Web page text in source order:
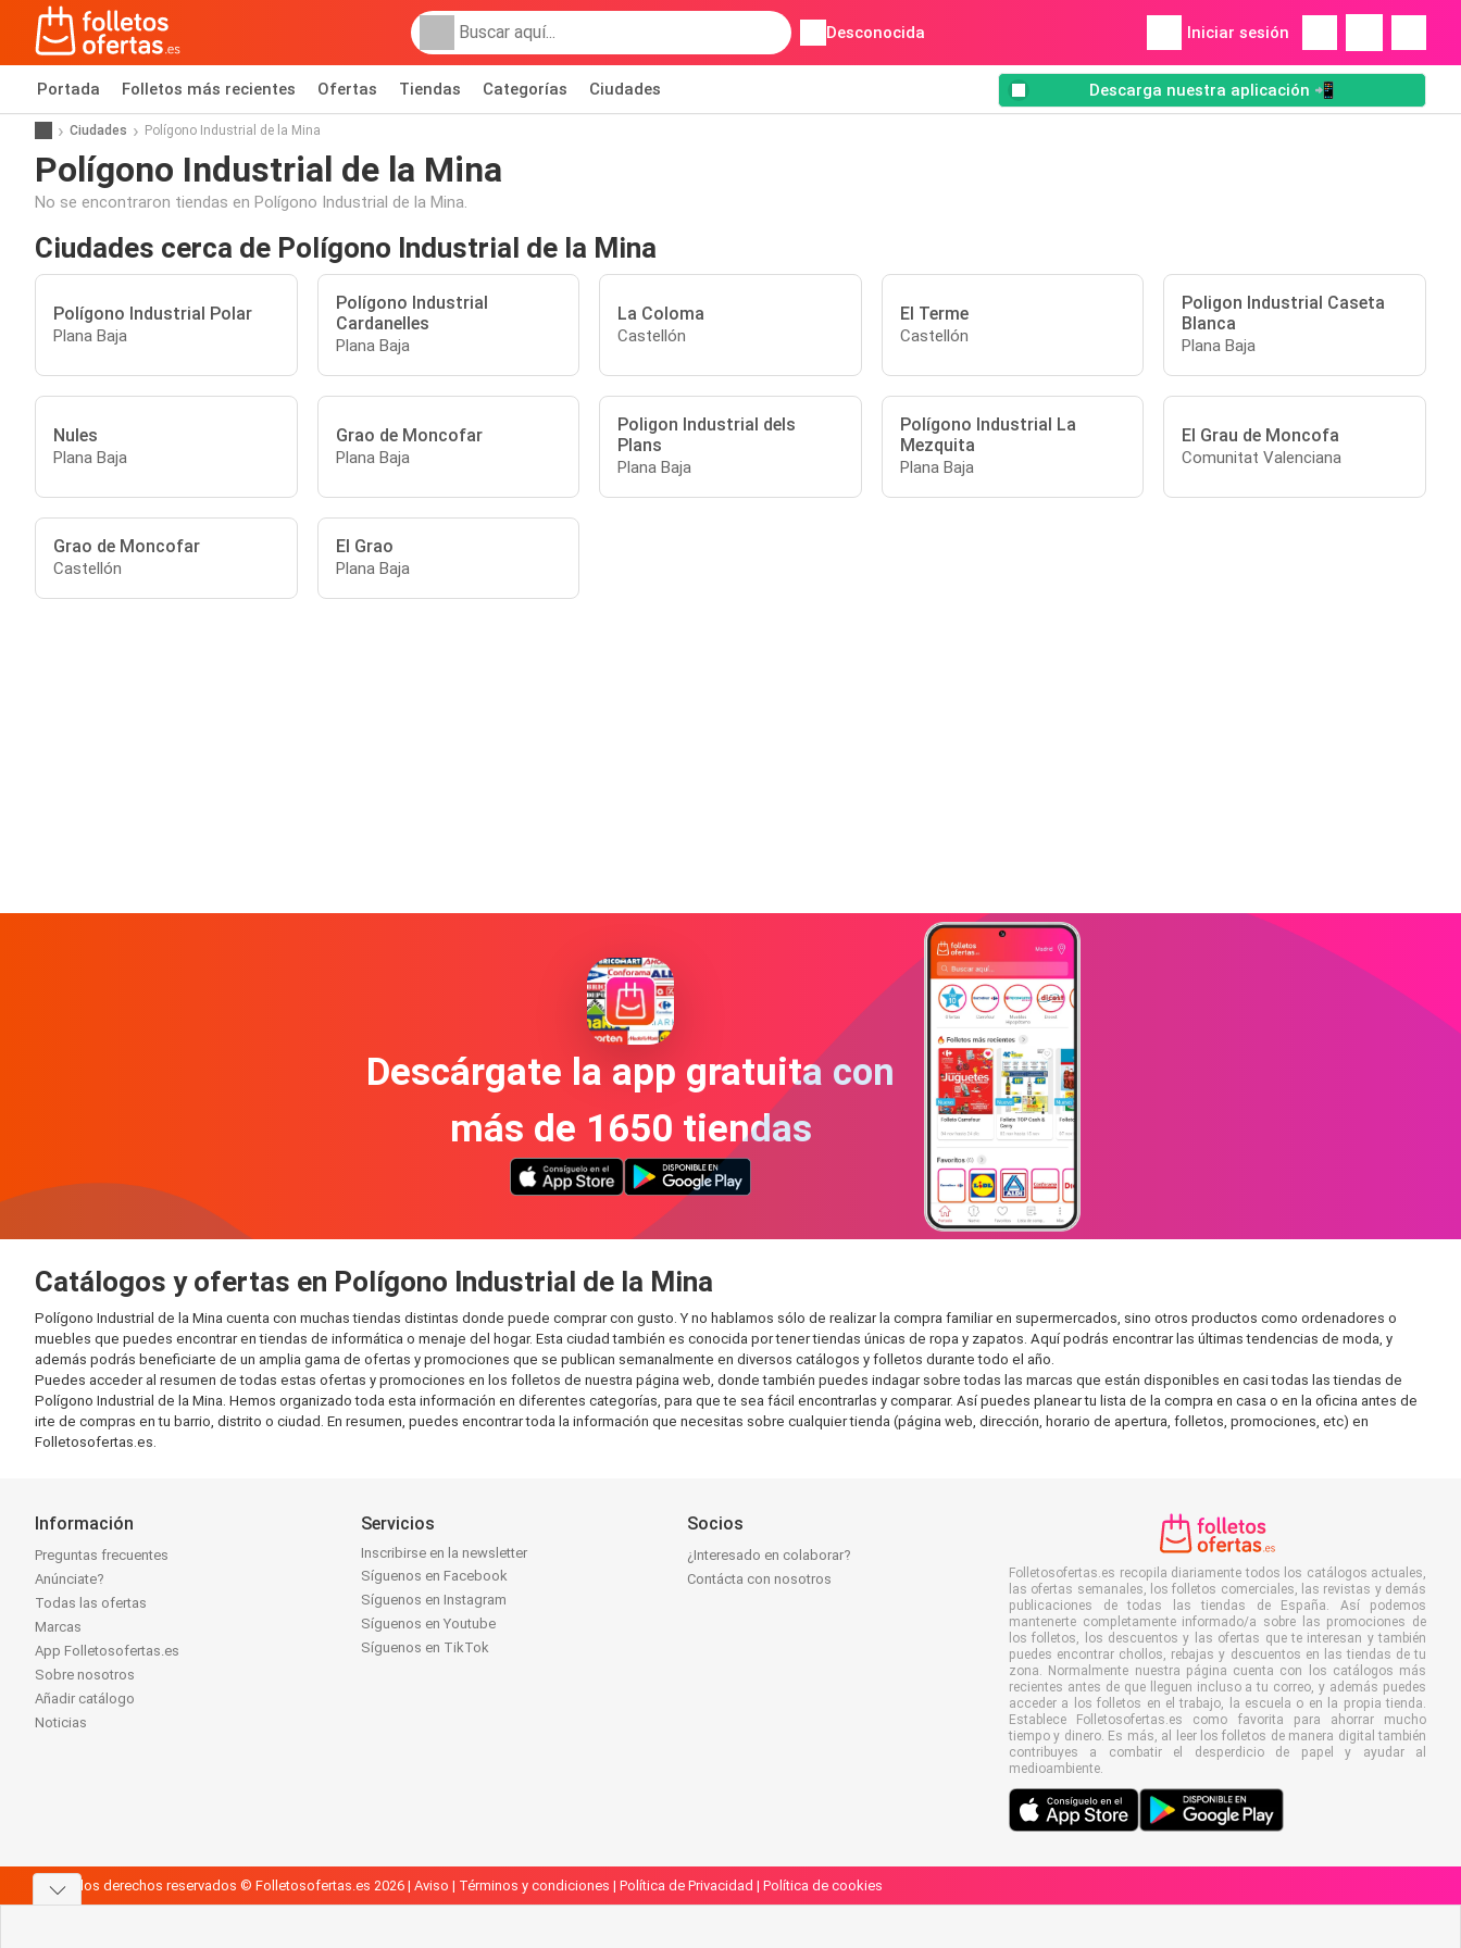
Desconocida Iniciar sesión
Portada Folletos más recientes Ofertas Tiendas Categorías Ciudades Descarga nuestra aplicación 📲
Ciudades Polígono Industrial de la Mina
Polígono Industrial de la Mina
No se encontraron tiendas en Polígono Industrial de la Mina.
Ciudades cerca de Polígono Industrial de la Mina
Polígono Industrial Polar
Plana Baja
Polígono Industrial
Cardanelles
Plana Baja
La Coloma
Castellón
El Terme
Castellón
Poligon Industrial Caseta
Blanca
Plana Baja
Nules
Plana Baja
Grao de Moncofar
Plana Baja
Poligon Industrial dels
Plans
Plana Baja
Polígono Industrial La
Mezquita
Plana Baja
El Grau de Moncofa
Comunitat Valenciana
Grao de Moncofar
Castellón
El Grao
Plana Baja
Descárgate la app gratuita con
más de 1650 tiendas
Catálogos y ofertas en Polígono Industrial de la Mina
Polígono Industrial de la Mina cuenta con muchas tiendas distintas donde puede comprar con gusto. Y no hablamos sólo de realizar la compra familiar en supermercados, sino otros productos como ordenadores o
muebles que puedes encontrar en tiendas de informática o menaje del hogar. Esta ciudad también es conocida por tener tiendas únicas de ropa y zapatos. Aquí podrás encontrar las últimas tendencias de moda, y
además podrás beneficiarte de un amplia gama de ofertas y promociones que se publican semanalmente en diversos catálogos y folletos durante todo el año.
Puedes acceder al resumen de todas estas ofertas y promociones en los folletos de nuestra página web, donde también puedes indagar sobre todas las marcas que están disponibles en casi todas las tiendas de
Polígono Industrial de la Mina. Hemos organizado toda esta información en diferentes categorías, para que te sea fácil encontrarlas y comparar. Así puedes planear tu lista de la compra en casa o en la oficina antes de
irte de compras en tu barrio, distrito o ciudad. En resumen, puedes encontrar toda la información que necesitas sobre cualquier tienda (página web, dirección, horario de apertura, folletos, promociones, etc) en
Folletosofertas.es.
Información
Preguntas frecuentes
Anúnciate?
Todas las ofertas
Marcas
App Folletosofertas.es
Sobre nosotros
Añadir catálogo
Noticias
Servicios
Inscribirse en la newsletter
Síguenos en Facebook
Síguenos en Instagram
Síguenos en Youtube
Síguenos en TikTok
Socios
¿Interesado en colaborar?
Contácta con nosotros
Folletosofertas.es recopila diariamente todos los catálogos actuales,
las ofertas semanales, los folletos comerciales, las revistas y demás
publicaciones de todas las tiendas de España. Así podemos
mantenerte completamente informado/a sobre las promociones de
los folletos, los descuentos y las ofertas que te interesan y también
puedes encontrar chollos, rebajas y descuentos en las tiendas de tu
zona. Normalmente nuestra página cuenta con los catálogos más
recientes antes de que lleguen incluso a tu correo, y además puedes
acceder a los folletos en el trabajo, la escuela o en la propia tienda.
Establece Folletosofertas.es como favorita para ahorrar mucho
tiempo y dinero. Es más, al leer los folletos de manera digital también
contribuyes a combatir el desperdicio de papel y ayudar al
medioambiente.
Todos los derechos reservados © Folletosofertas.es 2026 | Aviso | Términos y condiciones | Política de Privacidad | Política de cookies